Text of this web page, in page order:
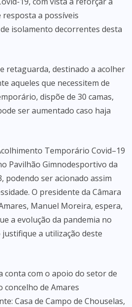
resposta a possíveis
isolamento decorrentes desta
retaguarda, destinado a acolher
aqueles que necessitem de
dispõe de 30 camas,
ser aumentado caso haja
Temporário Covid–19
Pavilhão Gimnodesportivo da
podendo ser acionado assim
O presidente da Câmara
Manuel Moreira, espera,
a evolução da pandemia no
a utilização deste
conta com o apoio do setor de
concelho de Amares
Casa de Campo de Chouselas,